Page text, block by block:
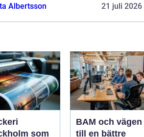
Albertsson
21 juli 2026
som
BAM och vägen
till en bättre